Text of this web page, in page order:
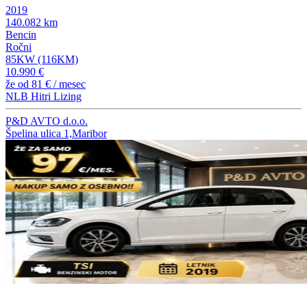
2019
140.082 km
Bencin
Ročni
85KW (116KM)
10.990 €
že od 81 € / mesec
NLB Hitri Lizing
P&D AVTO d.o.o.
Špelina ulica 1,Maribor